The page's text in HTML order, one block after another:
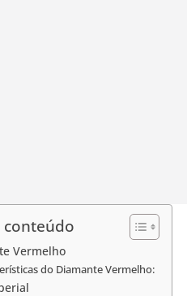
Vermelho
do Diamante Vermelho: